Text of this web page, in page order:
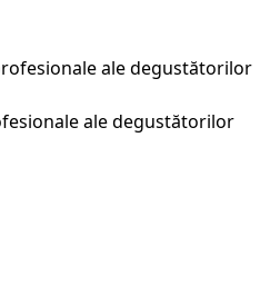
ale degustătorilor